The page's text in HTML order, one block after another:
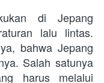
di Jepang
lalu lintas.
bahwa Jepang
Salah satunya